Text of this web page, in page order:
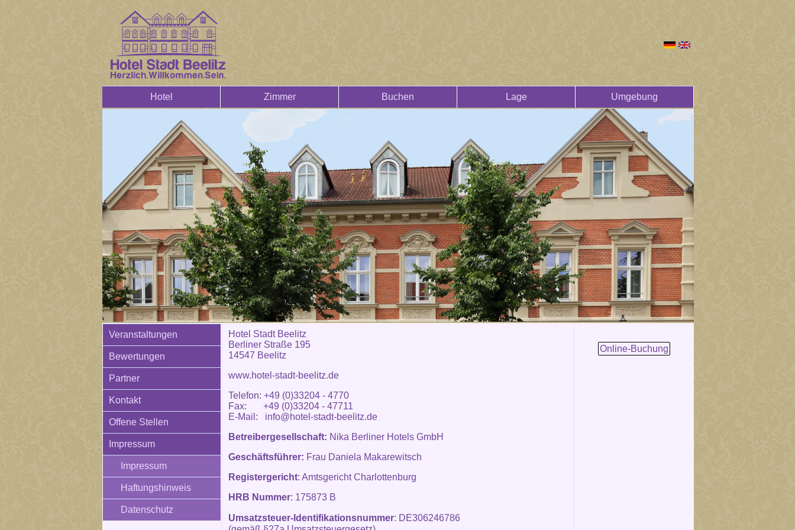
Hotel Zimmer Buchen Lage Umgebung
Veranstaltungen
Bewertungen
Partner
Kontakt
Offene Stellen
Impressum
Impressum
Haftungshinweis
Datenschutz
Hotel Stadt Beelitz
Berliner Straße 195
14547 Beelitz
www.hotel-stadt-beelitz.de
Telefon: +49 (0)33204 - 4770
Fax: +49 (0)33204 - 47711
E-Mail: info@hotel-stadt-beelitz.de
Betreibergesellschaft: Nika Berliner Hotels GmbH
Geschäftsführer: Frau Daniela Makarewitsch
Registergericht: Amtsgericht Charlottenburg
HRB Nummer: 175873 B
Umsatzsteuer-Identifikationsnummer: DE306246786
Online-Buchung